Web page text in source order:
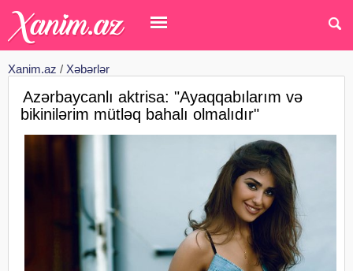
Xanim.az / Xəbərlər
Azərbaycanlı aktrisa: "Ayaqqabılarım və
bikinilərim mütləq bahalı olmalıdır"